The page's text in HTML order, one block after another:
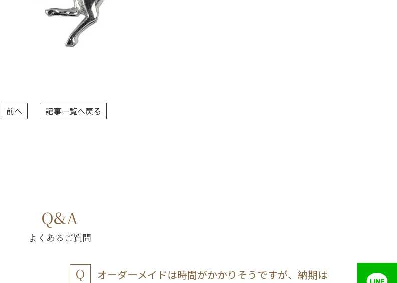
前へ 記事一覧へ戻る
Q&A
よくあるご質問
オーダーメイドは時間がかかりそうですが、納期は